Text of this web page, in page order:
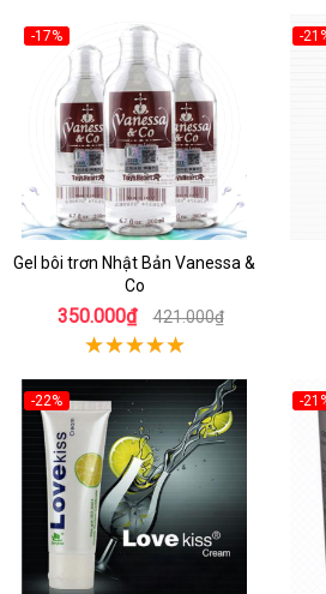
-17%
Gel bôi trơn Nhật Bản Vanessa &
Co
350.000₫ 421.000₫
-
-22% -